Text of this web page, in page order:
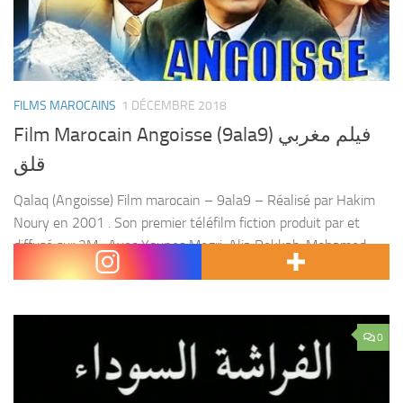
FILMS MAROCAINS 1 DÉCEMBRE 2018
Film Marocain Angoisse (9ala9) فيلم مغربي
قلق
Qalaq (Angoisse) Film marocain – 9ala9 – Réalisé par Hakim
Noury en 2001 . Son premier téléfilm fiction produit par et
diffusé sur 2M . Avec Younes Megri, Alia Rekkab, Mohamed
Said affifi, Amina...
0